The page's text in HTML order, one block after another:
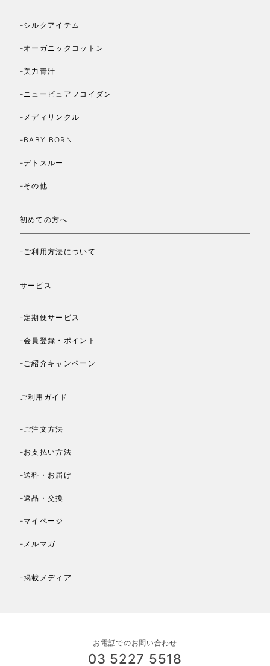
-シルクアイテム
-オーガニックコットン
-美力青汁
-ニューピュアフコイダン
-メディリンクル
-BABY BORN
-デトスルー
-その他
初めての方へ
-ご利用方法について
サービス
-定期便サービス
-会員登録・ポイント
-ご紹介キャンペーン
ご利用ガイド
-ご注文方法
-お支払い方法
-送料・お届け
-返品・交換
-マイページ
-メルマガ
-掲載メディア
お電話でのお問い合わせ
03 5227 5518